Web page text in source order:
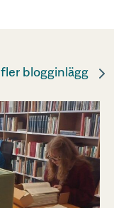
blogginlägg